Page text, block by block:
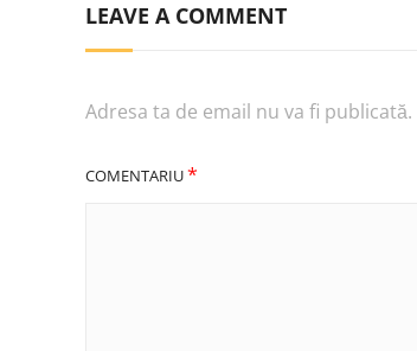
LEAVE A COMMENT
Adresa ta de email nu va fi publicată.
COMENTARIU*